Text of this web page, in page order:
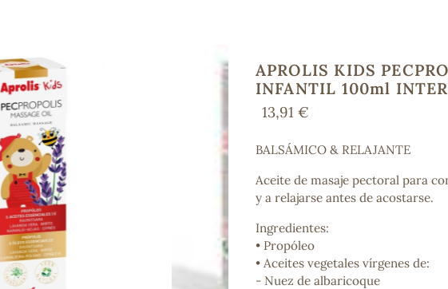
Control de peso
Extracto de plantas
Ácidos Grasos
Depurativos
Bienestar emocional
Jalea Real
Memoria
Hierro
Deporte
Digestivos
Circulatorio, colesterol y glucosa
Superalimentos
Proteína
APROLIS KIDS
INFANTIL 100ml
13,91 €
BALSÁMICO & RELAJANTE
Aceite de masaje pectoral para
y a relajarse antes de acostarse.
Ingredientes:
• Propóleo
• Aceites vegetales vírgenes de:
- Nuez de albaricoque